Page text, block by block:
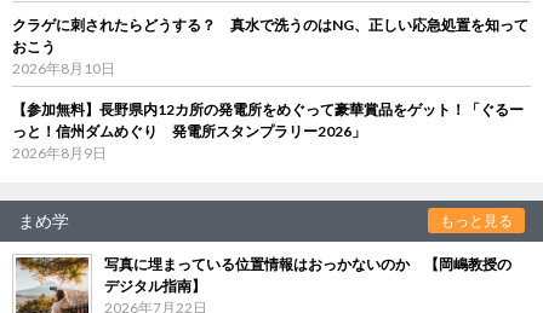
クラゲに刺されたらどうする？ 真水で洗うのはNG、正しい応急処置を知って
おこう
2026年8月10日
【参加無料】長野県内12カ所の発電所をめぐって豪華賞品をゲット！「ぐるー
っと！信州ダムめぐり 発電所スタンプラリー2026」
2026年8月9日
まめ学 もっと見る
写真に埋まっている位置情報はおっかないのか 【岡嶋教授の
デジタル指南】
2026年7月22日